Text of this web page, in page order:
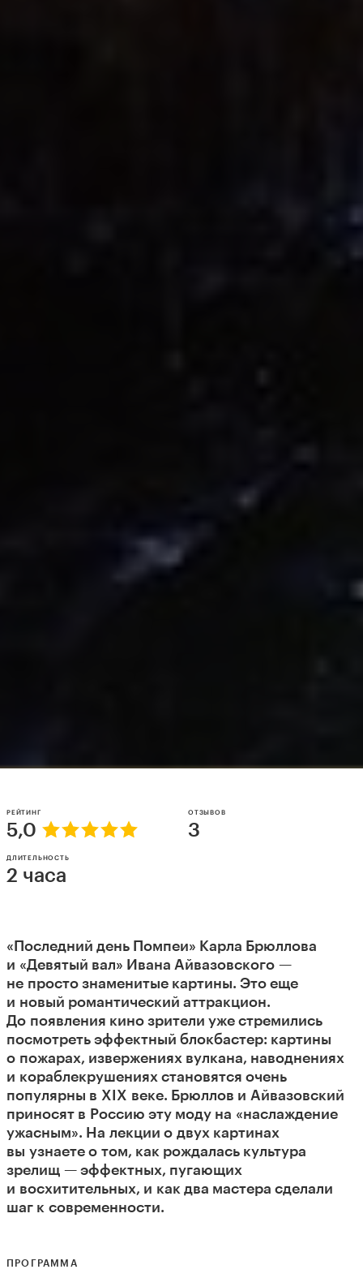
РЕЙТИНГ
5,0
ОТЗЫВОВ
3
ДЛИТЕЛЬНОСТЬ
2 часа
«Последний день Помпеи» Карла Брюллова
и «Девятый вал» Ивана Айвазовского —
не просто знаменитые картины. Это еще
и новый романтический аттракцион.
До появления кино зрители уже стремились
посмотреть эффектный блокбастер: картины
о пожарах, извержениях вулкана, наводнениях
и кораблекрушениях становятся очень
популярны в XIX веке. Брюллов и Айвазовский
приносят в Россию эту моду на «наслаждение
ужасным». На лекции о двух картинах
вы узнаете о том, как рождалась культура
зрелищ — эффектных, пугающих
и восхитительных, и как два мастера сделали
шаг к современности.
ПРОГРАММА